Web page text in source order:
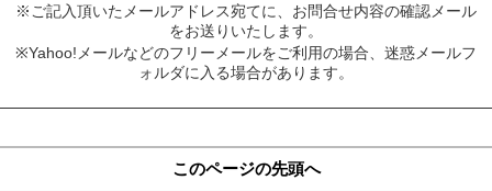
※ご記入頂いたメールアドレス宛てに、お問合せ内容の確認メール
をお送りいたします。
※Yahoo!メールなどのフリーメールをご利用の場合、迷惑メールフ
ォルダに入る場合があります。
このページの先頭へ